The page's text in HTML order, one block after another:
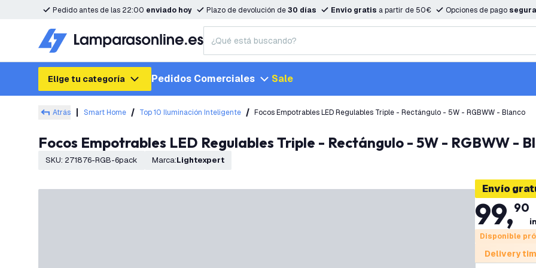
Pedido antes de las 22:00 enviado hoy Plazo de devolución de30 días Envio gratis a partir de 50€ Opciones de pago
Elige tu categoría Pedidos Comerciales Sale
Atrás Smart Home Top 10 Iluminación Inteligente Focos Empotrables LED Regulables Triple - Rectángulo - 5W - RGBWW - Blanco
Focos Empotrables LED Regulables Triple - Rectángulo - 5W - RGBWW -
SKU: 271876-RGB-6pack Marca: Lightexpert
Envío
99,90
Disponible
Delivery